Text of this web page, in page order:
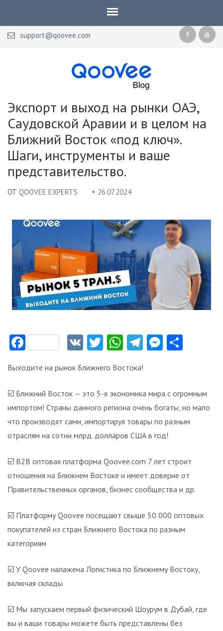
support@qoovee.com
Qoovee Blog
Экспорт и выход на рынки ОАЭ,
Саудовской Аравии и в целом на
Ближний Восток «под ключ».
Шаги, инструменты и ваше
представительство.
ОТ QOOVEE EXPERTS 26.07.2024
FacebookVK Twitter
WhatsApp
Telegram
Выходите на рынок Ближнего Востока!
☑️ Ближний Восток — это 5-я экономика мира с огромным
импортом! Страны данного региона очень богаты, но мало
что производят сами, импортируя товары по разным
отраслям на сотни млрд. долларов США в год!
☑️ B2B оптовая платформа Qoovee.com 7 лет строит
отношения на Ближнем Востоке и имеет доверие от
Правительственных органов, бизнес сообщества и др.
☑️ Платформу Qoovee посещают свыше 50 000 оптовых
покупателей из стран Ближнего Востока по разным
категориям
☑️ У Qoovee налажена Логистика по Ближнему Востоку,
включая склады
☑️ Мы запускаем первый физический Шоурум в Дубай, где
вы и ваши товары можете быть представлены без